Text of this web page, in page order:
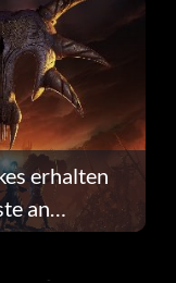
erhalten
an